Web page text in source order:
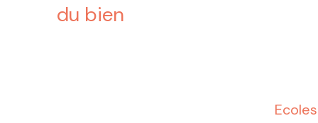
du bien
Ecoles